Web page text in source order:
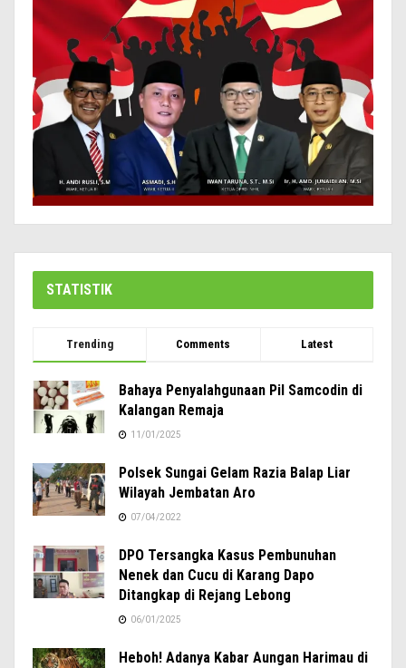
STATISTIK
Trending Comments Latest
Bahaya Penyalahgunaan Pil Samcodin di
Kalangan Remaja
11/01/2025
Polsek Sungai Gelam Razia Balap Liar
Wilayah Jembatan Aro
07/04/2022
DPO Tersangka Kasus Pembunuhan
Nenek dan Cucu di Karang Dapo
Ditangkap di Rejang Lebong
06/01/2025
Heboh! Adanya Kabar Aungan Harimau di